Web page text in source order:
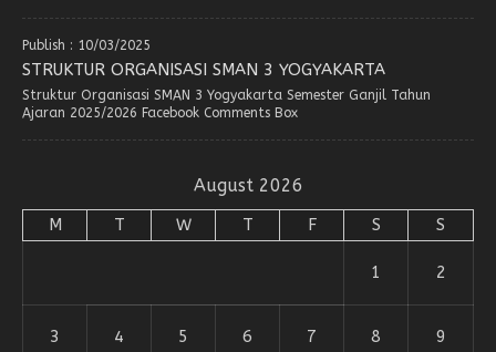
Publish : 10/03/2025
STRUKTUR ORGANISASI SMAN 3 YOGYAKARTA
Struktur Organisasi SMAN 3 Yogyakarta Semester Ganjil Tahun
Ajaran 2025/2026 Facebook Comments Box
August 2026
M T W T F S S
1 2
3 4 5 6 7 8 9